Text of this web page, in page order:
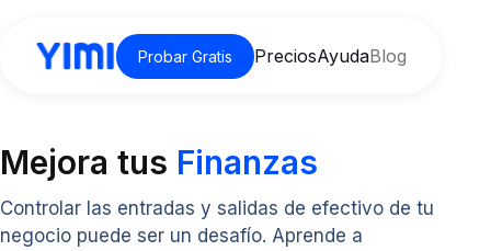
Probar Gratis PreciosAyudaBlog
Mejora tus Finanzas
Controlar las entradas y salidas de efectivo de tu
negocio puede ser un desafío. Aprende a